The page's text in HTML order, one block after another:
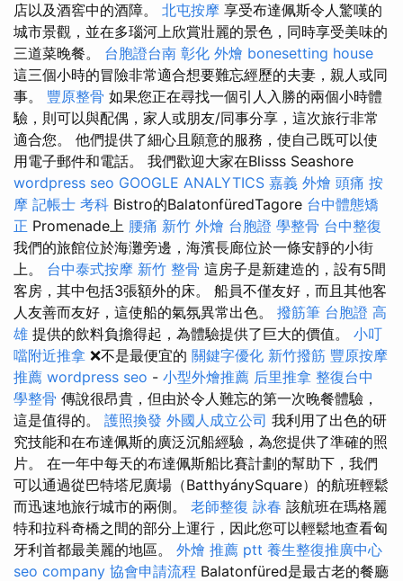
店以及酒窖中的酒障。 北屯按摩 享受布達佩斯令人驚嘆的
城市景觀，並在多瑙河上欣賞壯麗的景色，同時享受美味的
三道菜晚餐。 台胞證台南 彰化 外燴 bonesetting house
這三個小時的冒險非常適合想要難忘經歷的夫妻，親人或同
事。 豐原整骨 如果您正在尋找一個引人入勝的兩個小時體
驗，則可以與配偶，家人或朋友/同事分享，這次旅行非常
適合您。 他們提供了細心且願意的服務，使自己既可以使
用電子郵件和電話。 我們歡迎大家在Blisss Seashore
wordpress seo GOOGLE ANALYTICS 嘉義 外燴 頭痛 按
摩 記帳士 考科 Bistro的BalatonfüredTagore 台中體態矯
正 Promenade上 腰痛 新竹 外燴 台胞證 學整骨 台中整復
我們的旅館位於海灘旁邊，海濱長廊位於一條安靜的小街
上。 台中泰式按摩 新竹 整骨 這房子是新建造的，設有5間
客房，其中包括3張額外的床。 船員不僅友好，而且其他客
人友善而友好，這使船的氣氛異常出色。 撥筋筆 台胞證 高
雄 提供的飲料負擔得起，為體驗提供了巨大的價值。 小叮
噹附近推拿 ❌不是最便宜的 關鍵字優化 新竹撥筋 豐原按摩
推薦 wordpress seo - 小型外燴推薦 后里推拿 整復台中
學整骨 傳說很昂貴，但由於令人難忘的第一次晚餐體驗，
這是值得的。 護照換發 外國人成立公司 我利用了出色的研
究技能和在布達佩斯的廣泛沉船經驗，為您提供了準確的照
片。 在一年中每天的布達佩斯船比賽計劃的幫助下，我們
可以通過從巴特塔尼廣場（BatthyánySquare）的航班輕鬆
而迅速地旅行城市的兩側。 老師整復 詠春 該航班在瑪格麗
特和拉科奇橋之間的部分上運行，因此您可以輕鬆地查看匈
牙利首都最美麗的地區。 外燴 推薦 ptt 養生整復推廣中心
seo company 協會申請流程 Balatonfüred是最古老的餐廳